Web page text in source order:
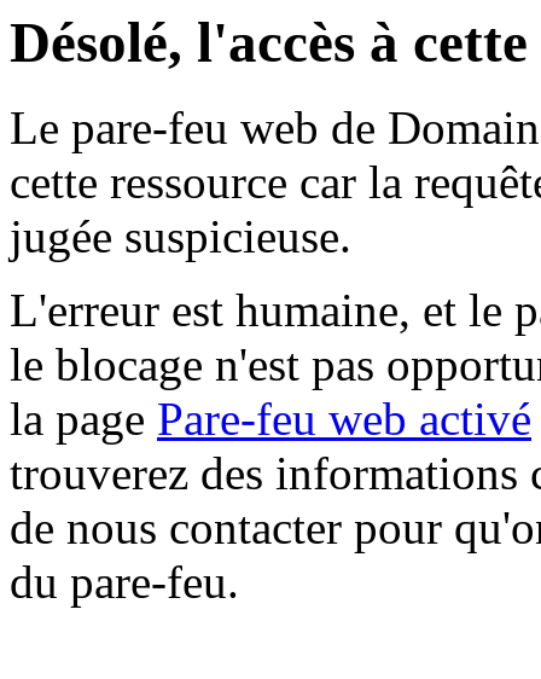
Désolé, l'accès à
Le pare-feu web de
cette ressource car la
jugée suspicieuse.
L'erreur est humaine, et le
le blocage n'est pas
la page Pare-feu web activé
trouverez des informations
de nous contacter pour
du pare-feu.